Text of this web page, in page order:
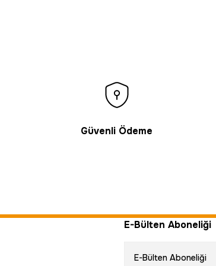
Güvenli Ödeme
E-Bülten Aboneliği